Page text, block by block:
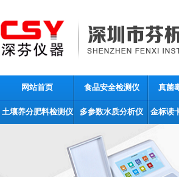
网站首页 食品安全检测仪 真菌
土壤养分肥料检测仪 多参数水质分析仪 金标读